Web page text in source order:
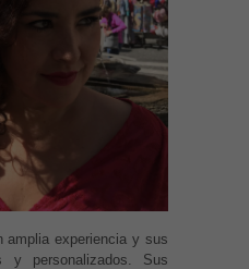
amplia experiencia y sus
y personalizados. Sus